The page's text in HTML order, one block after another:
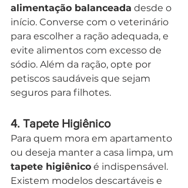
alimentação balanceada desde o
início. Converse com o veterinário
para escolher a ração adequada, e
evite alimentos com excesso de
sódio. Além da ração, opte por
petiscos saudáveis que sejam
seguros para filhotes.
4. Tapete Higiênico
Para quem mora em apartamento
ou deseja manter a casa limpa, um
tapete higiênico é indispensável.
Existem modelos descartáveis e